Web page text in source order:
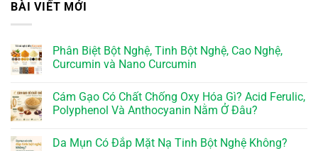
BÀI VIẾT MỚI
Phân Biệt Bột Nghệ, Tinh Bột Nghệ, Cao Nghệ,
Curcumin và Nano Curcumin
Cám Gạo Có Chất Chống Oxy Hóa Gì? Acid Ferulic,
Polyphenol Và Anthocyanin Nằm Ở Đâu?
Da Mụn Có Đắp Mặt Nạ Tinh Bột Nghệ Không?